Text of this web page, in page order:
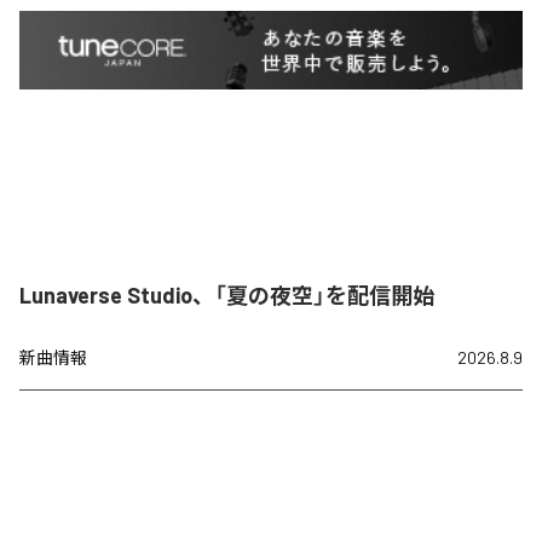
Lunaverse Studio、「夏の夜空」を配信開始
新曲情報 2026.8.9